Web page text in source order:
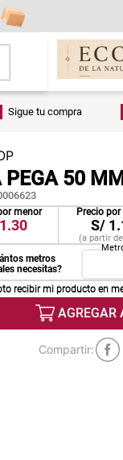
Sigue tu compra
PEGA 50
menor
1.30
Precio
S/
(a partir de
metros
necesitas?
recibir mi producto en
AGREGAR